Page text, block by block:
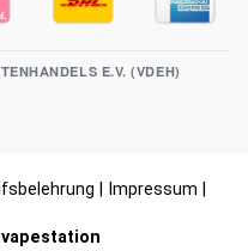
E.V. (VDEH)
Impressum
vapestation